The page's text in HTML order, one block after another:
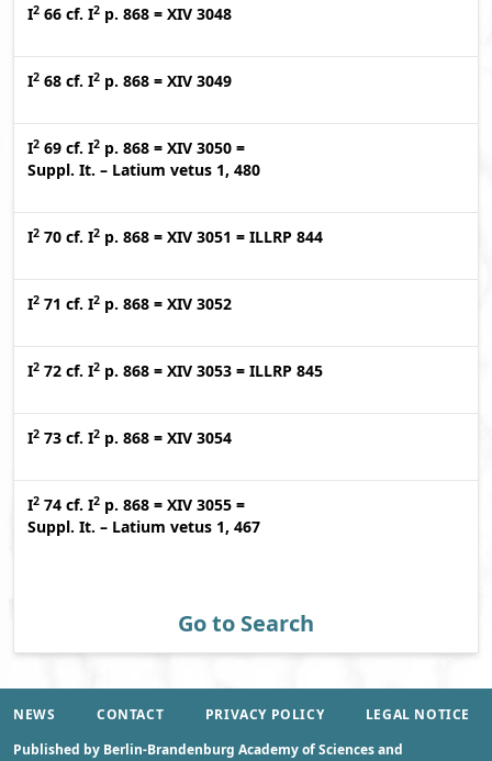
I2 66 cf. I2 p. 868 = XIV 3048
I2 68 cf. I2 p. 868 = XIV 3049
I2 69 cf. I2 p. 868 = XIV 3050 =
Suppl. It. – Latium vetus 1, 480
I2 70 cf. I2 p. 868 = XIV 3051 = ILLRP 844
I2 71 cf. I2 p. 868 = XIV 3052
I2 72 cf. I2 p. 868 = XIV 3053 = ILLRP 845
I2 73 cf. I2 p. 868 = XIV 3054
I2 74 cf. I2 p. 868 = XIV 3055 =
Suppl. It. – Latium vetus 1, 467
Go to Search
NEWS CONTACT PRIVACY POLICY
LEGAL NOTICE
Published by Berlin-Brandenburg Academy of Sciences and